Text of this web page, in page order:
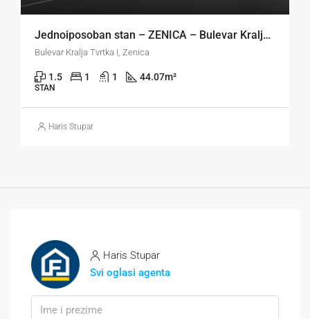
Jednoiposoban stan – ZENICA – Bulevar Kralja Tvrtka
Bulevar Kralja Tvrtka I, Zenica
1.5 1 1 44.07m²
STAN
Haris Stupar
Haris Stupar
Svi oglasi agenta